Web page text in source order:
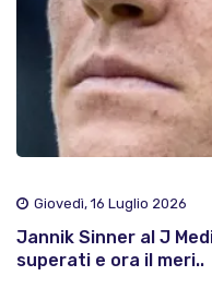
Giovedì, 16 Luglio 2026
Jannik Sinner al J
superati e ora il meri..